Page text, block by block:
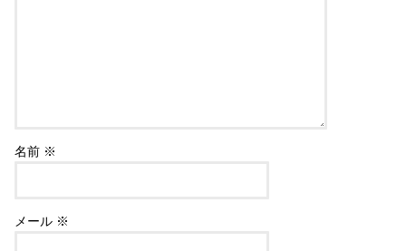
名前 ※
メール ※